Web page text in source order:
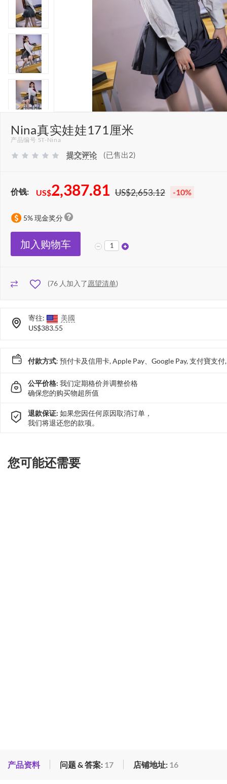
Nina真实娃娃171厘米
产品编号 ST-Nina
提交评论 (已售出2)
价钱: US$2,387.81 US$2,653.12 -10%
5% 现金奖分
加入购物车
(76 人加入了愿望清单)
寄往:
美國
US$383.55
付款方式: 預付卡及信用卡, Apple Pay、Google Pay, 支付寶支
公平价格: 我们定期格价并调整价格
确保您的购买物超所值
退款保证: 如果您因任何原因取消订单，
我们将退还您的款项。
您可能还需要
产品资料 问题 & 答案: 17 店铺地址: 16